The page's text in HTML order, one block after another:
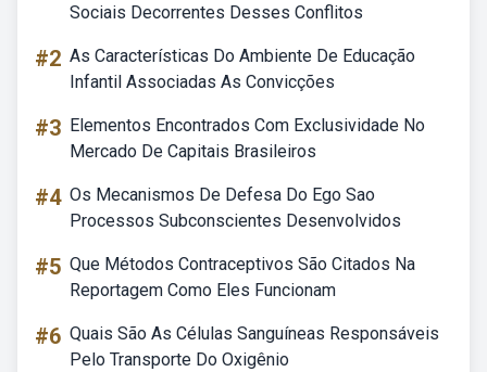
Sociais Decorrentes Desses Conflitos
#2 As Características Do Ambiente De Educação
Infantil Associadas As Convicções
#3 Elementos Encontrados Com Exclusividade No
Mercado De Capitais Brasileiros
#4 Os Mecanismos De Defesa Do Ego Sao
Processos Subconscientes Desenvolvidos
#5 Que Métodos Contraceptivos São Citados Na
Reportagem Como Eles Funcionam
#6 Quais São As Células Sanguíneas Responsáveis
Pelo Transporte Do Oxigênio